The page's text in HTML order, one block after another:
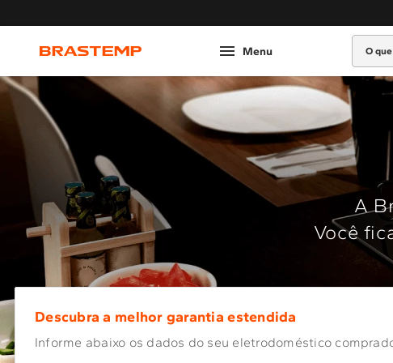
O que
A
Você
Descubra a melhor garantia estendida
Informe abaixo os dados do seu eletrodoméstico
5
6º